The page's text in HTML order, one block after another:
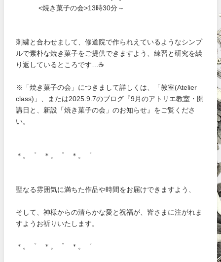
<焼き菓子の会>13時30分～
刺繍と合わせまして、修道院で作られえているようなシンプ
ルで素朴な焼き菓子をご提供できますよう、練習と研究を繰
り返しているところです…☕
※「焼き菓子の会」につきまして詳しくは、「教室(Atelier
class)」、または2025.9.7のブログ『9月のアトリエ教室・開
講日と、新設「焼き菓子の会」のお知らせ』をご覧くださ
い。
＊。゜ ＊。゜ ＊。゜
聖なる雰囲気に満ちた作品や時間をお届けできますよう、
そして、神様からの清らかな愛と祝福が、皆さまに注がれま
すようお祈りいたします。
＊。゜ ＊。゜ ＊。゜